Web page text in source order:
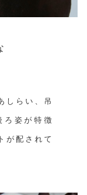
しらい、吊
ろ姿が特徴
が配されて